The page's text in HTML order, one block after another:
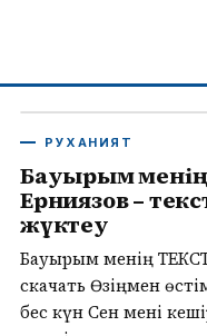
РУХАНИЯТ
Бауырым менің
Ерниязов –
жүктеу
Бауырым менің
скачать Өзіңмен
бес күн Сен мені